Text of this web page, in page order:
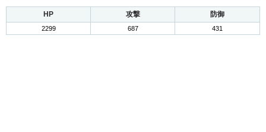
HP 攻撃 防御
2299 687 431